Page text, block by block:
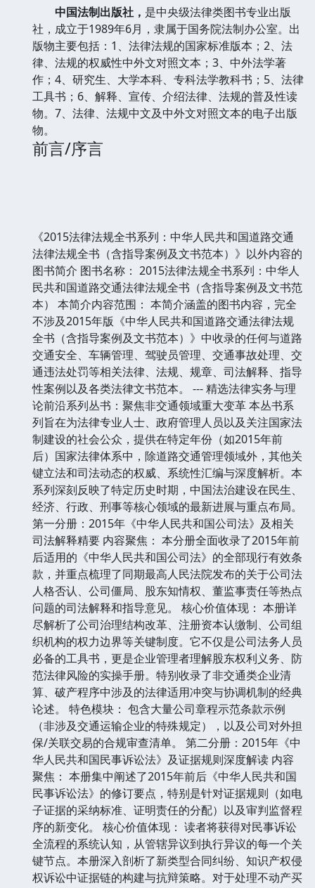
中国法制出版社， 是中央级法律类图书专业出版
社，成立于1989年6月，隶属于国务院法制办公室。出
版物主要包括：1、法律法规的国家标准版本；2、法
律、法规的权威性中外文对照文本；3、中外法学著
作；4、研究生、大学本科、专科法学教科书；5、法律
工具书；6、解释、宣传、介绍法律、法规的普及性读
物。7、法律、法规中文及中外文对照文本的电子出版
物。
前言/序言
《2015法律法规全书系列：中华人民共和国道路交通
法律法规全书（含指导案例及文书范本）》以外内容的
图书简介 图书名称： 2015法律法规全书系列：中华人
民共和国道路交通法律法规全书（含指导案例及文书范
本） 本简介内容范围： 本简介涵盖的图书内容，完全
不涉及2015年版《中华人民共和国道路交通法律法规
全书（含指导案例及文书范本）》中收录的任何与道路
交通安全、车辆管理、驾驶员管理、交通事故处理、交
通违法处罚等相关法律、法规、规章、司法解释、指导
性案例以及各类法律文书范本。 --- 精选法律实务与理
论前沿系列丛书：聚焦非交通领域重大变革 本丛书系
列旨在为法律专业人士、政府管理人员以及关注国家法
制建设的社会公众，提供在特定年份（如2015年前
后）国家法律体系中，除道路交通管理领域外，其他关
键立法和司法动态的权威、系统性汇编与深度解析。本
系列深刻反映了特定历史时期，中国法治建设在民生、
经济、行政、刑事等核心领域的最新进展与重点布局。
第一分册：2015年《中华人民共和国公司法》及相关
司法解释精要 内容聚焦： 本分册全面收录了2015年前
后适用的《中华人民共和国公司法》的全部现行有效条
款，并重点梳理了同期最高人民法院发布的关于公司法
人格否认、公司僵局、股东知情权、董监事责任等热点
问题的司法解释和指导意见。 核心价值体现： 本册详
尽解析了公司治理结构改革、注册资本认缴制、公司组
织机构的权力边界等关键制度。它不仅是公司法务人员
必备的工具书，更是企业管理者理解股东权利义务、防
范法律风险的实操手册。特别收录了非交通类企业清
算、破产程序中涉及的法律适用冲突与协调机制的经典
论述。 特色模块： 包含大量公司章程示范条款示例
（非涉及交通运输企业的特殊规定），以及公司对外担
保/关联交易的合规审查清单。 第二分册：2015年《中
华人民共和国民事诉讼法》及证据规则深度解读 内容
聚焦： 本册集中阐述了2015年前后《中华人民共和国
民事诉讼法》的修订要点，特别是针对证据规则（如电
子证据的采纳标准、证明责任的分配）以及审判监督程
序的新变化。 核心价值体现： 读者将获得对民事诉讼
全流程的系统认知，从管辖异议到执行异议的每一个关
键节点。本册深入剖析了新类型合同纠纷、知识产权侵
权诉讼中证据链的构建与抗辩策略。对于处理不动产买